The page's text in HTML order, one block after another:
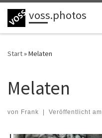
Zum Inhalt springen
voss.photos
Start»Melaten
Melaten
von Frank | Veröffentlicht am